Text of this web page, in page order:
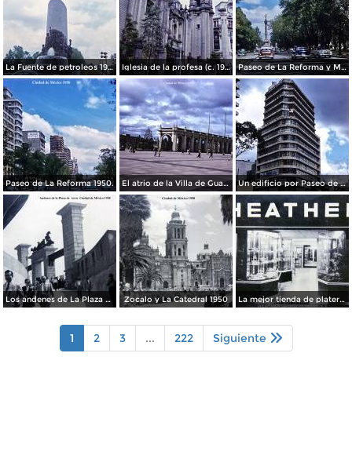
La Fuente de petroleos 1950. Iglesia de la profesa (c. 1950) Paseo de La Reforma y Mto a La Independencia 1950
Paseo de La Reforma 1950. El atrio de la Villa de Guadalupe 1950. Un edificio por Paseo de La Reforma 1950
Los andenes de La Plaza de toros Ciudad de México 1950 Zocalo y La Catedral 1950 La mejor tienda de plateria.
1 2 3 ... 222 Siguiente